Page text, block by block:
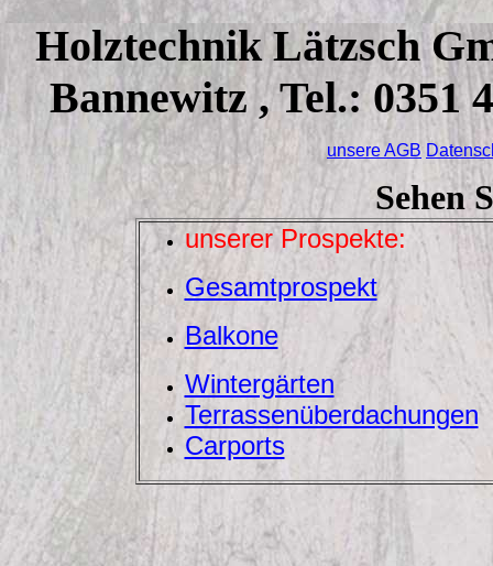
Holztechnik Lätzsch
Bannewitz , Tel.: 0351
unsere AGB
Sehen
unserer Prospekte:
Gesamtprospekt
Balkone
Wintergärten
Terrassenüberdachungen
Carports